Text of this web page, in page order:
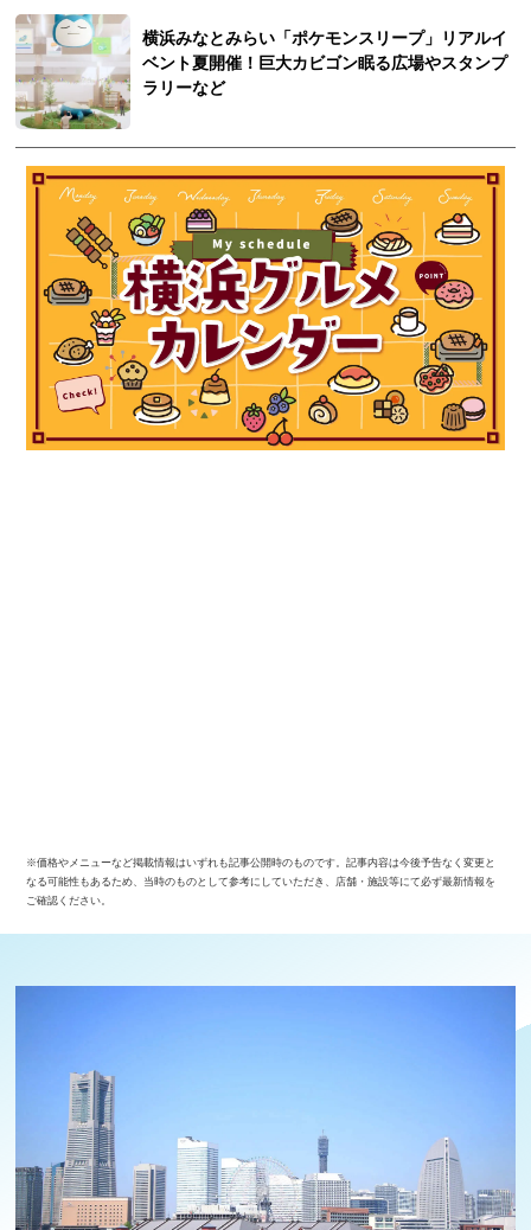
横浜みなとみらい「ポケモンスリープ」リアルイ
ベント夏開催！巨大カビゴン眠る広場やスタンプ
ラリーなど
※価格やメニューなど掲載情報はいずれも記事公開時のものです。記事内容は今後予告なく変更と
なる可能性もあるため、当時のものとして参考にしていただき、店舗・施設等にて必ず最新情報を
ご確認ください。